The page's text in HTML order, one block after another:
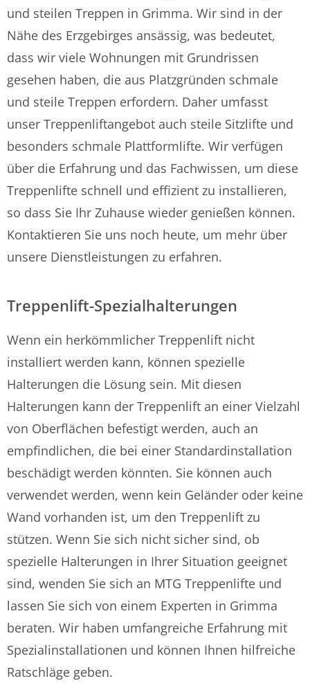
und steilen Treppen in Grimma. Wir sind in der
Nähe des Erzgebirges ansässig, was bedeutet,
dass wir viele Wohnungen mit Grundrissen
gesehen haben, die aus Platzgründen schmale
und steile Treppen erfordern. Daher umfasst
unser Treppenliftangebot auch steile Sitzlifte und
besonders schmale Plattformlifte. Wir verfügen
über die Erfahrung und das Fachwissen, um diese
Treppenlifte schnell und effizient zu installieren,
so dass Sie Ihr Zuhause wieder genießen können.
Kontaktieren Sie uns noch heute, um mehr über
unsere Dienstleistungen zu erfahren.
Treppenlift-Spezialhalterungen
Wenn ein herkömmlicher Treppenlift nicht
installiert werden kann, können spezielle
Halterungen die Lösung sein. Mit diesen
Halterungen kann der Treppenlift an einer Vielzahl
von Oberflächen befestigt werden, auch an
empfindlichen, die bei einer Standardinstallation
beschädigt werden könnten. Sie können auch
verwendet werden, wenn kein Geländer oder keine
Wand vorhanden ist, um den Treppenlift zu
stützen. Wenn Sie sich nicht sicher sind, ob
spezielle Halterungen in Ihrer Situation geeignet
sind, wenden Sie sich an MTG Treppenlifte und
lassen Sie sich von einem Experten in Grimma
beraten. Wir haben umfangreiche Erfahrung mit
Spezialinstallationen und können Ihnen hilfreiche
Ratschläge geben.